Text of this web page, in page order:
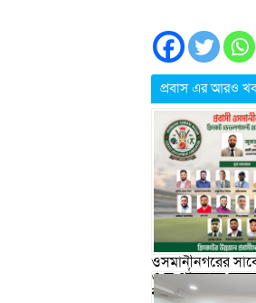
প্রবাস এর আরও
ওসমানীনগরের
ও সংগঠকদের
বর্ধিত আহ্বায়ক